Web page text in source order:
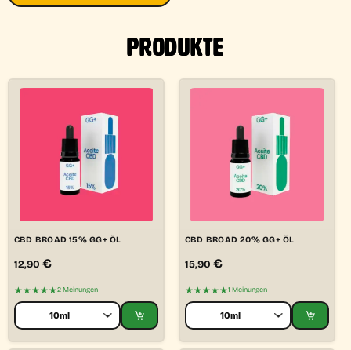
PRODUKTE
CBD BROAD 15% GG+ ÖL
12,90 €
★★★★★2 Meinungen
CBD BROAD 20% GG+ ÖL
15,90 €
★★★★★1 Meinungen